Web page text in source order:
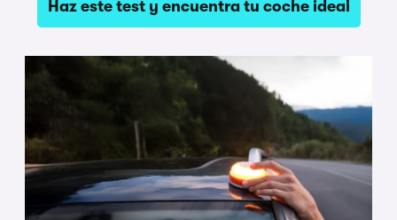
Haz este test y encuentra tu coche ideal